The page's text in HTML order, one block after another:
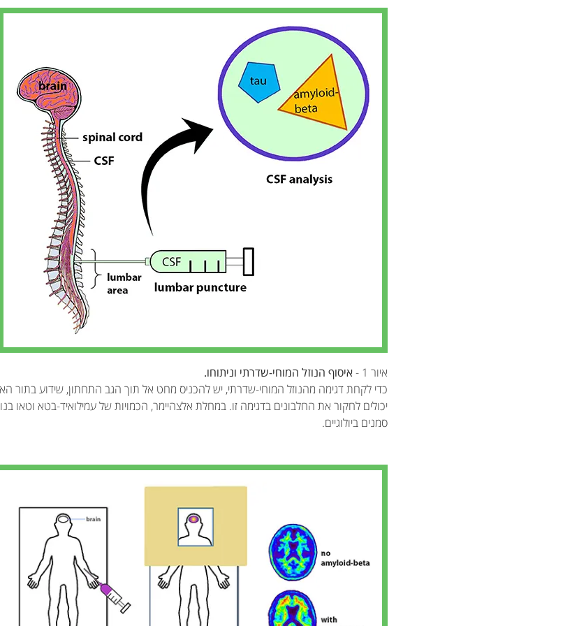
איור 1 -
איסוף הנוזל המוחי-שדרתי וניתוחו.
כדי לקחת דגימה מהנוזל המוחי-שדרתי, יש להכניס מחט אל תוך הגב התחתון, שידוע בתור
יכולים לחקור את החלבונים בדגימה זו. במחלת אלצהיימר, הכמויות של עמילואיד-בטא וטאו
סמנים ביולוגיים.